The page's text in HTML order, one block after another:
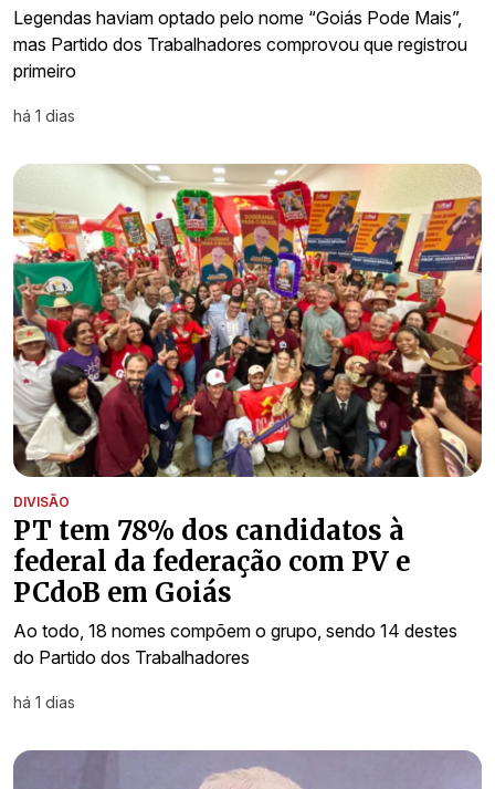
Legendas haviam optado pelo nome “Goiás Pode Mais”,
mas Partido dos Trabalhadores comprovou que registrou
primeiro
há 1 dias
DIVISÃO
PT tem 78% dos candidatos à
federal da federação com PV e
PCdoB em Goiás
Ao todo, 18 nomes compõem o grupo, sendo 14 destes
do Partido dos Trabalhadores
há 1 dias